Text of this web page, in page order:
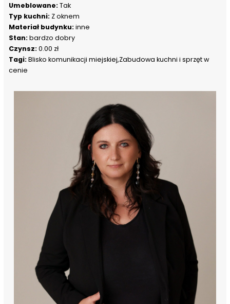
Wnętrze zostało zaprojektowane przez projektantkę wnętrz i
urządzone w nowoczesnym, spójnym stylu. Mieszkanie jest w
pełni wyposażone i gotowe do zamieszkania.
Na wyposażeniu znajdują się m.in.:
komplet naczyń, garnków i sztućców,
pojemne szafy i szafki.
W sypialni znajduje się wygodne łóżko z materacem.
Ogromnym atutem nieruchomości są dwa balkony o łącznej
powierzchni 17 m², z których rozpościera się piękny widok na
panoramę miasta.
DODATKOWE INFORMACJE
Umeblowane:Tak
Typ kuchni: Z oknem
Materiał budynku:inne
Stan:bardzo dobry
Czynsz:0.00 zł
Tagi:Blisko komunikacji miejskiej,Zabudowa kuchni i sprzęt w
cenie